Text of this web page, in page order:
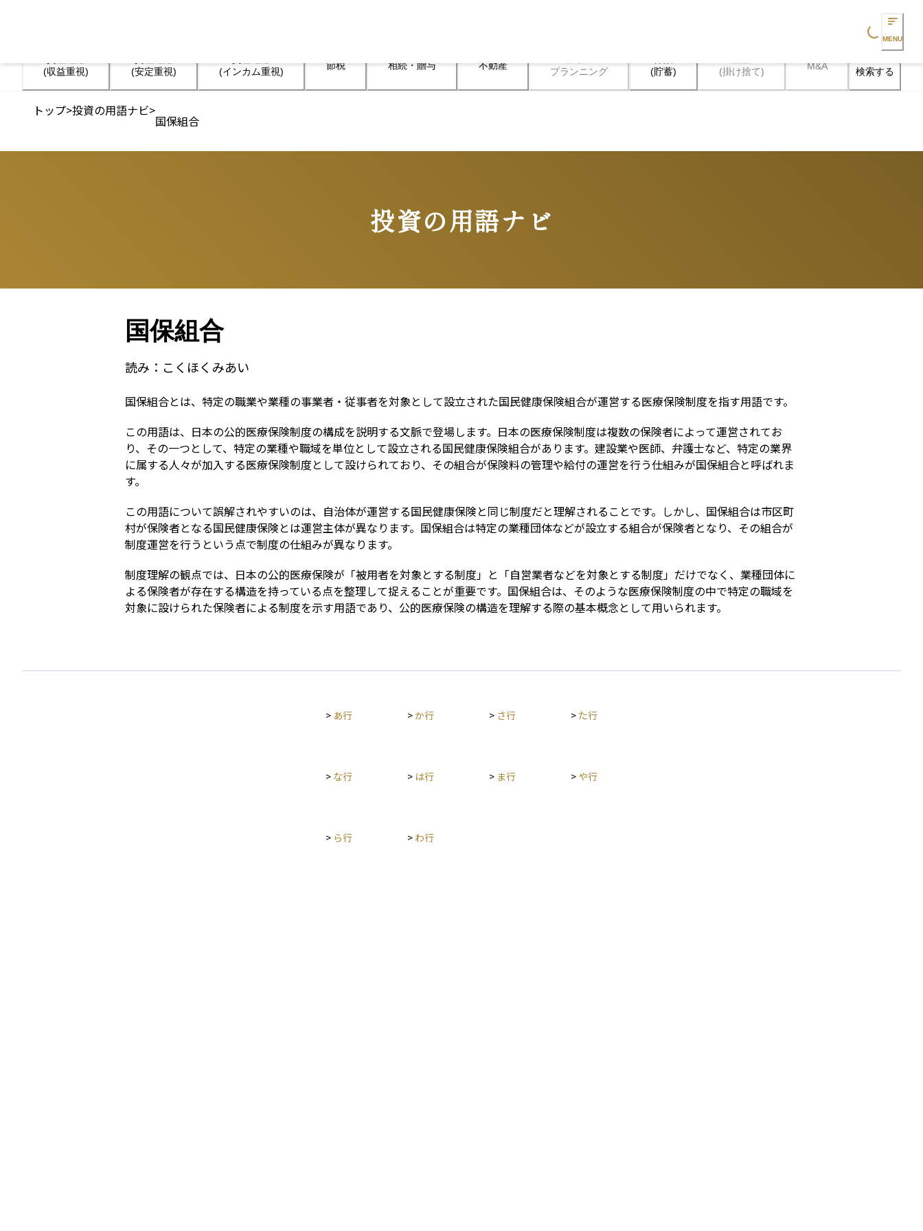
Loading... MENU
(収益重視)
(安定重視)
(インカム重視)
節税 相続・贈与 不動産
プランニング
(貯蓄)
(掛け捨て)
M&A 検索する
トップ>投資の用語ナビ>
国保組合
投資の用語ナビ
Terms
国保組合
読み： こくほくみあい
国保組合とは、特定の職業や業種の事業者・従事者を対象として設立された国民健康保険組合が運営する医療保険制度を指す用語です。
この用語は、日本の公的医療保険制度の構成を説明する文脈で登場します。日本の医療保険制度は複数の保険者によって運営されてお
り、その一つとして、特定の業種や職域を単位として設立される国民健康保険組合があります。建設業や医師、弁護士など、特定の業界
に属する人々が加入する医療保険制度として設けられており、その組合が保険料の管理や給付の運営を行う仕組みが国保組合と呼ばれま
す。
この用語について誤解されやすいのは、自治体が運営する国民健康保険と同じ制度だと理解されることです。しかし、国保組合は市区町
村が保険者となる国民健康保険とは運営主体が異なります。国保組合は特定の業種団体などが設立する組合が保険者となり、その組合が
制度運営を行うという点で制度の仕組みが異なります。
制度理解の観点では、日本の公的医療保険が「被用者を対象とする制度」と「自営業者などを対象とする制度」だけでなく、業種団体に
よる保険者が存在する構造を持っている点を整理して捉えることが重要です。国保組合は、そのような医療保険制度の中で特定の職域を
対象に設けられた保険者による制度を示す用語であり、公的医療保険の構造を理解する際の基本概念として用いられます。
> あ行 >か行 > さ行 > た行
> な行 > は行 > ま行 > や行
> ら行 > わ行